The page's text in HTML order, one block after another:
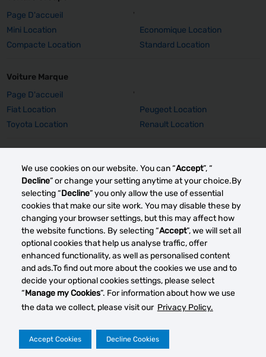
We use cookies on our website. You can “Accept”, “
Decline” or change your setting anytime at your choice.By
selecting “Decline” you only allow the use of essential
cookies that make our site work. You may disable these by
changing your browser settings, but this may affect how
the website functions. By selecting “Accept”, we will set all
optional cookies that help us analyse traffic, offer
enhanced functionality, as well as personalised content
and ads.To find out more about the cookies we use and to
decide your optional cookies settings, please select
“Manage my Cookies”. For information about how we use
the data we collect, please visit our Privacy Policy.
Accept Cookies Decline Cookies
Page D'accueil
'
Mini Location
Economique Location
Compacte Location
Standard Location
Voiture Marque
Page D'accueil
'
Fiat Location
Peugeot Location
Toyota Location
Renault Location
Fiat 500 Location
Peugeot 308 SW Location
Peugeot E-2008 Location
Peugeot 2008 Location
Toyota Corolla TS Location
Renault Captur Auto Location
Renault Grand Scenic Location
Renault Clio Location
Autres marchés de location de voitures
2026 © DTG Operations, Inc. All rights reserved
Politique de Confidentialité Conditions d'utilisation du site